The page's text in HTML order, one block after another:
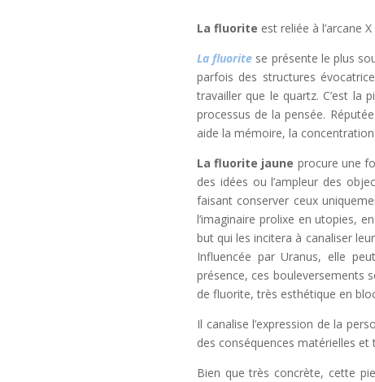
La fluorite est reliée à l’arcane
La fluorite se présente le plus
parfois des structures
travailler que le quartz. C’est la
processus de la pensée.
aide la mémoire, la
La fluorite jaune procure une
des idées ou l’ampleur des
faisant conserver ceux
l’imaginaire prolixe en utopies,
but qui les incitera à canaliser
Influencée par Uranus, elle
présence, ces bouleversements
de fluorite, très esthétique en
Il canalise l’expression de la
des conséquences matérielles
Bien que très concrète, cette